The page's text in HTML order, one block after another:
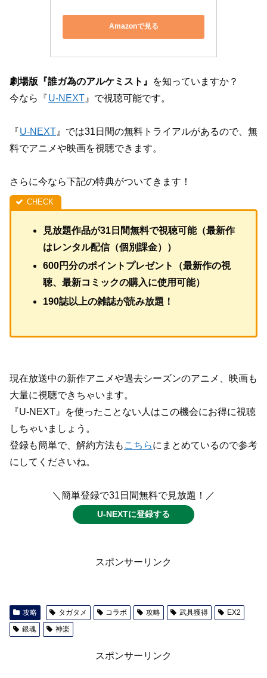
Amazonで見る
劇場版『誰ガ為のアルケミスト』
を知っていますか？
今なら『U-NEXT 』で視聴可能です。
『U-NEXT 』では31日間の無料トライアルがあるので、無
料でアニメや映画を視聴できます。
さらに今なら下記の特典がついてきます！
見放題作品が31日間無料で視聴可能（最新作
はレンタル配信（個別課金））
600円分のポイントプレゼント（最新作の視
聴、最新コミックの購入に使用可能）
190誌以上の雑誌が読み放題！
現在放送中の新作アニメや過去シーズンのアニメ、映画も
大量に視聴できちゃいます。
『U-NEXT』を使ったことない人はこの機会にお得に視聴
しちゃいましょう。
登録も簡単で、解約方法も こちらにまとめているので参考
にしてくださいね。
＼簡単登録で31日間無料で見放題！／
U-NEXTに登録する
スポンサーリンク
攻略 タガタメ コラボ 攻略 武具獲得
EX2
銀魂
神楽
スポンサーリンク